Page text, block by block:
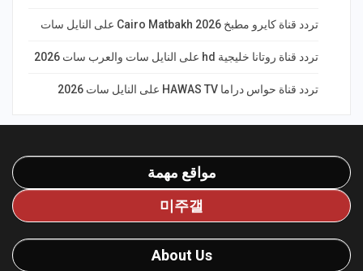
تردد قناة كايرو مطبخ 2026 Cairo Matbakh على النايل سات
تردد قناة روتانا خليجية hd على النايل سات والعرب سات 2026
تردد قناة حواس دراما HAWAS TV على النايل سات 2026
مواقع مهمة
미주갤
About Us